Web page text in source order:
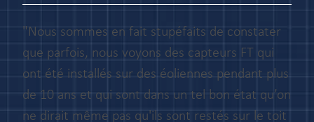
"Nous sommes en fait stupéfaits de constater
que parfois, nous voyons des capteurs FT qui
ont été installés sur des éoliennes pendant plus
de 10 ans et qui sont dans un tel bon état qu’on
ne dirait même pas qu'ils sont restés sur le toit